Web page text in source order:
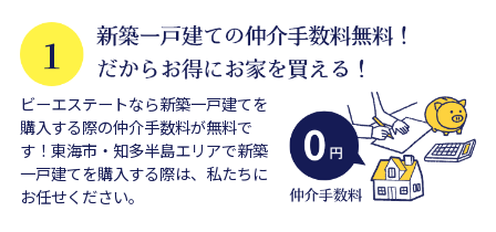
ビーエステートなら新築一戸建てを
購入する際の仲介手数料が無料で
す！東海市・知多半島エリアで新築
一戸建てを購入する際は、私たちに
お任せください。